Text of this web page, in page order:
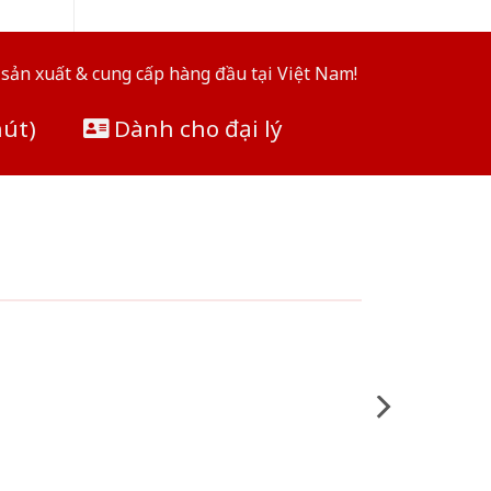
xuất & cung cấp hàng đầu tại Việt Nam!
Dành cho đại lý